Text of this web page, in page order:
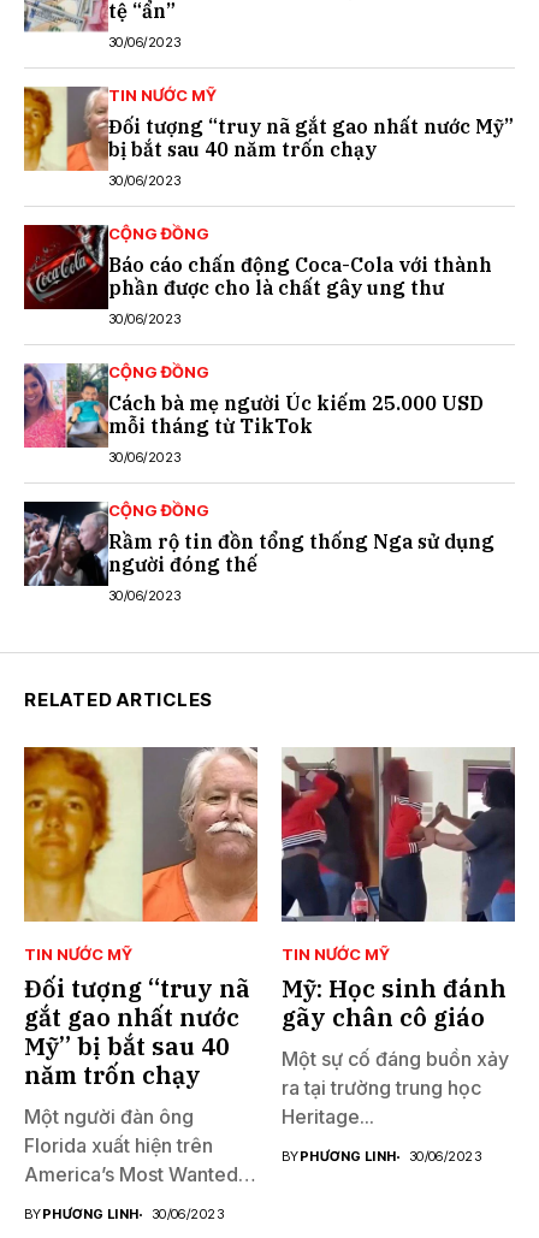
tệ “ẩn”
30/06/2023
TIN NƯỚC MỸ
Đối tượng “truy nã gắt gao nhất nước Mỹ”
bị bắt sau 40 năm trốn chạy
30/06/2023
CỘNG ĐỒNG
Báo cáo chấn động Coca-Cola với thành
phần được cho là chất gây ung thư
30/06/2023
CỘNG ĐỒNG
Cách bà mẹ người Úc kiếm 25.000 USD
mỗi tháng từ TikTok
30/06/2023
CỘNG ĐỒNG
Rầm rộ tin đồn tổng thống Nga sử dụng
người đóng thế
30/06/2023
RELATED ARTICLES
TIN NƯỚC MỸ
Đối tượng “truy nã
gắt gao nhất nước
Mỹ” bị bắt sau 40
năm trốn chạy
Một người đàn ông
Florida xuất hiện trên
America’s Most Wanted
đã...
BYPHƯƠNG LINH 30/06/2023
TIN NƯỚC MỸ
Mỹ: Học sinh đánh
gãy chân cô giáo
Một sự cố đáng buồn xảy
ra tại trường trung học
Heritage...
BYPHƯƠNG LINH 30/06/2023